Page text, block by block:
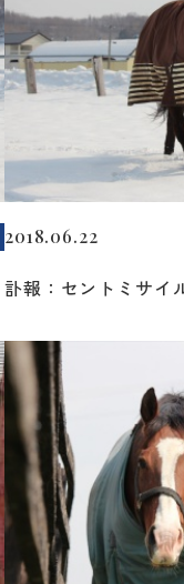
2018.06.22
訃報：セントミサイ